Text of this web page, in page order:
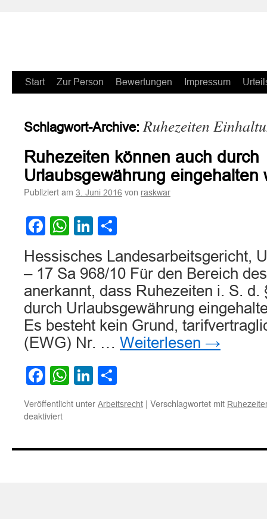
Zum
springen
Start Zur Person Bewertungen Impressum
Schlagwort-Archive:Ruhezeiten
Ruhezeiten können auch durch
Urlaubsgewährung eingehalten
Publiziert am 3. Juni 2016 von raskwar
Facebook
WhatsApp
LinkedIn
Hessisches Landesarbeitsgericht,
– 17 Sa 968/10 Für den Bereich
anerkannt, dass Ruhezeiten i. S. d.
durch Urlaubsgewährung
Es besteht kein Grund,
(EWG) Nr. … Weiterlesen →
Facebook
WhatsApp
LinkedIn
Veröffentlicht unter Arbeitsrecht | Verschlagwortet mit
deaktiviertfür
auch